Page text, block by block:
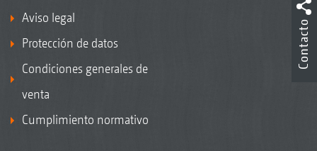
Aviso legal
Protección de datos
Condiciones generales de
venta
Cumplimiento normativo
Contacto